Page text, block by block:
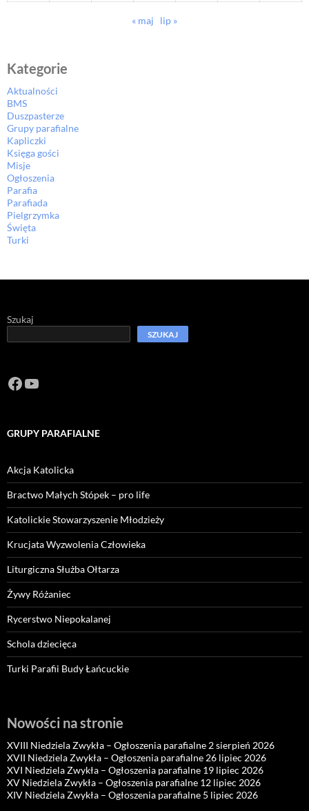
« maj lip »
Kategorie
Aktualności
BMS
Duszpasterze
Grupy parafialne
Kapliczki
Księga gości
Misje
Ogłoszenia
Parafia
Parafiada
Pielgrzymka
Święta
Turki
Szukaj
SZUKAJ
Facebook
https://www.youtube.com/channel/
GRUPY PARAFIALNE
Akcja Katolicka
Bractwo Małych Stópek – pro life
Katolickie Stowarzyszenie Młodzieży
Krucjata Wyzwolenia Człowieka
Liturgiczna Służba Ołtarza
Żywy Różaniec
Rycerstwo Niepokalanej
Schola dziecięca
Turki Parafii Budy Łańcuckie
Nowości na stronie
XVIII Niedziela Zwykła – Ogłoszenia parafialne 2 sierpień 2026
XVII Niedziela Zwykła – Ogłoszenia parafialne 26 lipiec 2026
XVI Niedziela Zwykła – Ogłoszenia parafialne 19 lipiec 2026
XV Niedziela Zwykła – Ogłoszenia parafialne 12 lipiec 2026
XIV Niedziela Zwykła – Ogłoszenia parafialne 5 lipiec 2026